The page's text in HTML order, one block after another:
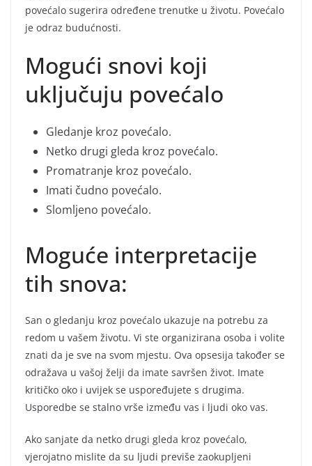
povećalo sugerira određene trenutke u životu. Povećalo
je odraz budućnosti.
Mogući snovi koji
uključuju povećalo
Gledanje kroz povećalo.
Netko drugi gleda kroz povećalo.
Promatranje kroz povećalo.
Imati čudno povećalo.
Slomljeno povećalo.
Moguće interpretacije
tih snova:
San o gledanju kroz povećalo ukazuje na potrebu za
redom u vašem životu. Vi ste organizirana osoba i volite
znati da je sve na svom mjestu. Ova opsesija također se
odražava u vašoj želji da imate savršen život. Imate
kritičko oko i uvijek se uspoređujete s drugima.
Usporedbe se stalno vrše između vas i ljudi oko vas.
Ako sanjate da netko drugi gleda kroz povećalo,
vjerojatno mislite da su ljudi previše zaokupljeni